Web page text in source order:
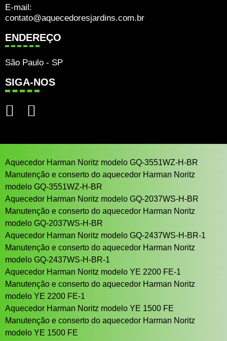
E-mail:
contato@aquecedoresjardins.com.br
ENDEREÇO
São Paulo - SP
SIGA-NOS
Aquecedor Harman Noritz modelo GQ-3551WZ-H-BR
Manutenção e conserto do aquecedor Harman Noritz
modelo GQ-3551WZ-H-BR
Aquecedor Harman Noritz modelo GQ-2037WS-H-BR
Manutenção e conserto do aquecedor Harman Noritz
modelo GQ-2037WS-H-BR
Aquecedor Harman Noritz modelo GQ-2437WS-H-BR-1
Manutenção e conserto do aquecedor Harman Noritz
modelo GQ-2437WS-H-BR-1
Aquecedor Harman Noritz modelo YE 2200 FE-1
Manutenção e conserto do aquecedor Harman Noritz
modelo YE 2200 FE-1
Aquecedor Harman Noritz modelo YE 1500 FE
Manutenção e conserto do aquecedor Harman Noritz
modelo YE 1500 FE